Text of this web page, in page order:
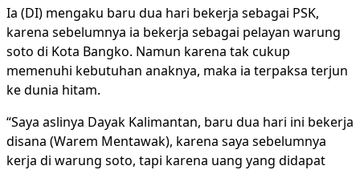
Ia (DI) mengaku baru dua hari bekerja sebagai PSK,
karena sebelumnya ia bekerja sebagai pelayan warung
soto di Kota Bangko. Namun karena tak cukup
memenuhi kebutuhan anaknya, maka ia terpaksa terjun
ke dunia hitam.
“Saya aslinya Dayak Kalimantan, baru dua hari ini bekerja
disana (Warem Mentawak), karena saya sebelumnya
kerja di warung soto, tapi karena uang yang didapat